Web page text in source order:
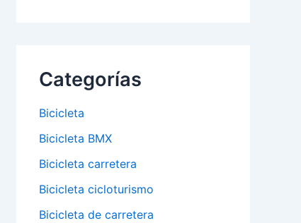
Categorías
Bicicleta
Bicicleta BMX
Bicicleta carretera
Bicicleta cicloturismo
Bicicleta de carretera